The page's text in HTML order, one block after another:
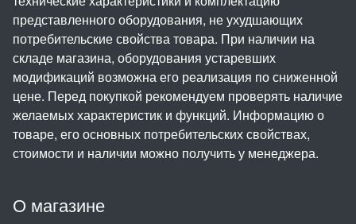
О магазине
представленного оборудования, не ухудшающих
потребительские свойства товара. При наличии на
складе магазина, оборудования устаревших
модификаций возможна его реализация по сниженной
цене. Перед покупкой рекомендуем проверять наличие
желаемых характеристик и функций. Информацию о
товаре, его основных потребительских свойствах,
стоимости и наличии можно получить у менеджера.